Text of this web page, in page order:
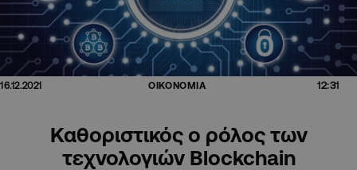
16.12.2021 ΟΙΚΟΝΟΜΙΑ 12:31
Καθοριστικός ο ρόλος των
τεχνολογιών Blockchain